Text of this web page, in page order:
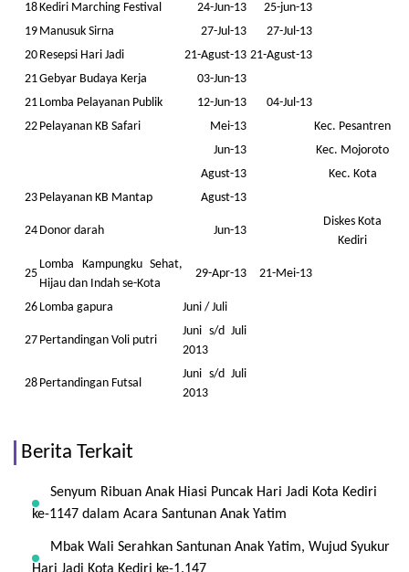
18Kediri Marching Festival 24-Jun-13
25-jun-13
19 Manusuk Sirna 27-Jul-13
27-Jul-13
20 Resepsi Hari Jadi 21-Agust-13 21-Agust-13
21Gebyar Budaya Kerja
03-Jun-13
21 Lomba Pelayanan Publik 12-Jun-13
04-Jul-13
22 Pelayanan KB Safari Mei-13
Kec. Pesantren
Jun-13
Kec. Mojoroto
Agust-13
Kec. Kota
23 Pelayanan KB Mantap Agust-13
24 Donor darah Jun-13
Diskes Kota
Kediri
25
Lomba Kampungku Sehat,
Hijau dan Indah se-Kota
29-Apr-13 21-Mei-13
26 Lomba gapura Juni / Juli
27 Pertandingan Voli putri
Juni s/d Juli
2013
28 Pertandingan Futsal
Juni s/d Juli
2013
Berita Terkait
Senyum Ribuan Anak Hiasi Puncak Hari Jadi Kota Kediri
ke-1147 dalam Acara Santunan Anak Yatim
Mbak Wali Serahkan Santunan Anak Yatim, Wujud Syukur